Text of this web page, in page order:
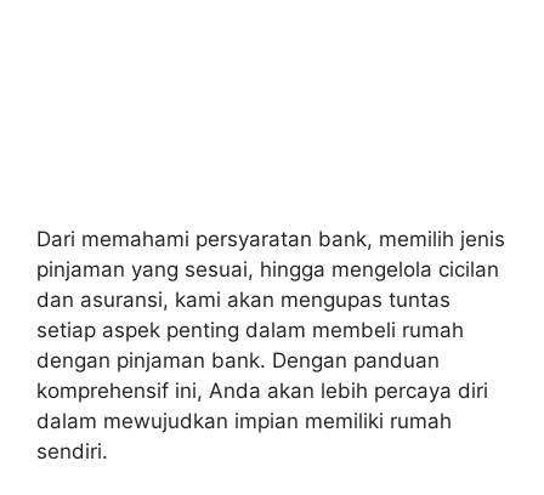
Dari memahami persyaratan bank, memilih jenis
pinjaman yang sesuai, hingga mengelola cicilan
dan asuransi, kami akan mengupas tuntas
setiap aspek penting dalam membeli rumah
dengan pinjaman bank. Dengan panduan
komprehensif ini, Anda akan lebih percaya diri
dalam mewujudkan impian memiliki rumah
sendiri.